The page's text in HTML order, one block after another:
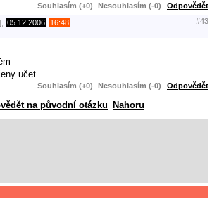
Souhlasím (+0) Nesouhlasím (-0) Odpovědět
05.12.2006 16:48 #43
učet
Souhlasím (+0) Nesouhlasím (-0) Odpovědět
na původní otázku Nahoru